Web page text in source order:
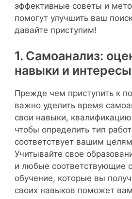
эффективные советы и
помогут улучшить ваш
давайте приступим!
1. Самоанализ:
навыки и интересы
Прежде чем приступить к
важно уделить время
свои навыки,
чтобы определить тип
соответствует вашим
Учитывайте свое
и любые соответствующие
обучение, которые вы
своих навыков поможет